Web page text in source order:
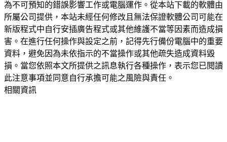
為不可預知的錯誤影響工作或電腦運作。從本站下載的軟體由
所屬公司提供，本站未經任何修改且無法保證軟體公司可能在
新版程式中自行安插廣告程式或其他維護不當等因素而造成損
害。在進行任何操作與設定之前，記得先行備份電腦中的重要
資料，避免因為未依指示的不當操作或其他疏失造成資料毀
損。當您依照本文所提供之訊息執行各種操作，表示您已閱讀
此注意事項並同意自行承擔可能之風險與責任。
相關資訊